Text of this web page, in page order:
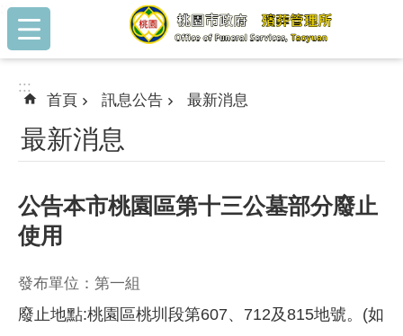
跳到主要內容區塊
:::
:::
首頁 訊息公告 最新消息
最新消息
公告本市桃園區第十三公墓部分廢止
使用
發布單位：第一組
廢止地點:桃園區桃圳段第607、712及815地號。(如